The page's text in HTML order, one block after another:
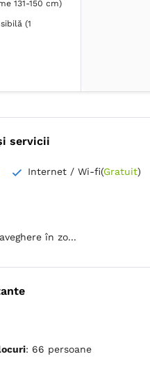
Oglindă
Halat de baie
131-150 cm)
(1
Prosoape
servicii
Internet / Wi-fi(Gratuit)
în zo...
: 66 persoane